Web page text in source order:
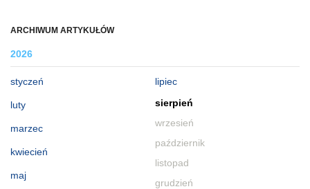
ARCHIWUM ARTYKUŁÓW
2026
styczeń
luty
marzec
kwiecień
maj
lipiec
sierpień
wrzesień
październik
listopad
grudzień